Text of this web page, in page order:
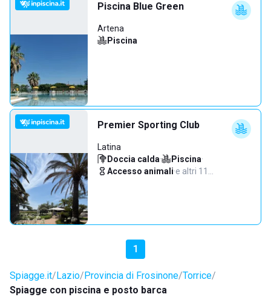
Piscina Blue Green
Artena
Piscina
Premier Sporting Club
Latina
Doccia calda· Piscina·
Accesso animali·e altri 11…
1
Spiagge.it Lazio Provincia di Frosinone Torrice
Spiagge con piscina e posto barca